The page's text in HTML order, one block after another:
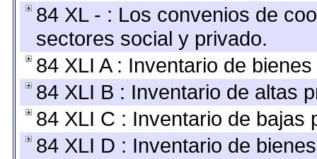
84 XL - : Los convenios de
sectores social y privado.
84 XLI A : Inventario de
84 XLI B : Inventario de altas
84 XLI C : Inventario de bajas
84 XLI D : Inventario de